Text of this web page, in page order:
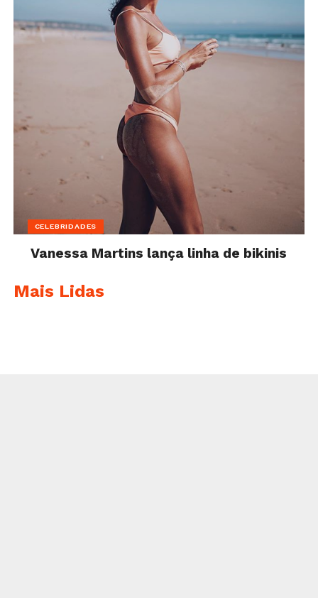
CELEBRIDADES
Vanessa Martins lança linha de bikinis
Mais Lidas